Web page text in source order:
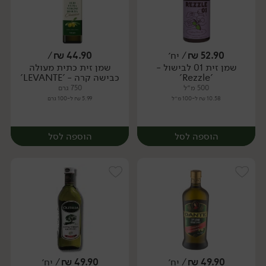
יח׳ יח׳
52.90
₪/ יח׳
שמן זית 01 לבישול -
'Rezzle'
500 מ״ל
10.58 ₪ ל-100 מ״ל
הוספה לסל
44.90
₪
/
שמן זית כתית מעולה
כבישה קרה - 'LEVANTE'
750 גרם
5.99 ₪ ל-100 גרם
הוספה לסל
49.90
₪/ יח׳ 49.90
₪/ יח׳